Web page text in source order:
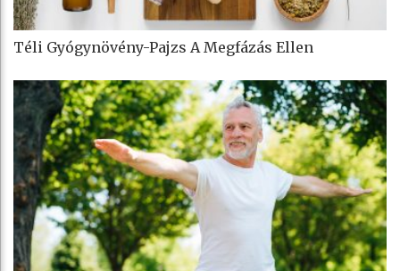
Téli Gyógynövény-Pajzs A Megfázás Ellen